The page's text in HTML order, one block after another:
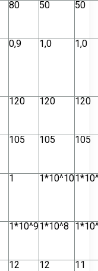
80 50 50
0,9 1,0 1,0
120 120 120
105 105 105
1 1*10^10
1*10^91*10^8
12 12 11